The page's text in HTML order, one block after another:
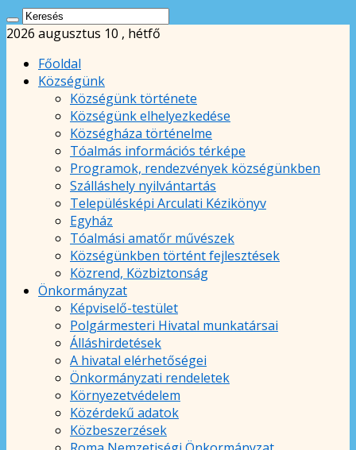
2026 augusztus 10 , hétfő
Főoldal
Községünk
Községünk története
Községünk elhelyezkedése
Községháza történelme
Tóalmás információs térképe
Programok, rendezvények községünkben
Szálláshely nyilvántartás
Településképi Arculati Kézikönyv
Egyház
Tóalmási amatőr művészek
Községünkben történt fejlesztések
Közrend, Közbiztonság
Önkormányzat
Képviselő-testület
Polgármesteri Hivatal munkatársai
Álláshirdetések
A hivatal elérhetőségei
Önkormányzati rendeletek
Környezetvédelem
Közérdekű adatok
Közbeszerzések